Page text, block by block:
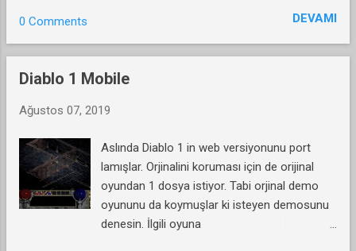
0 Comments DEVAMI
Diablo 1 Mobile
Ağustos 07, 2019
Aslında Diablo 1 in web versiyonunu port
lamışlar. Orjinalini koruması için de orijinal
oyundan 1 dosya istiyor. Tabi orjinal demo
oyununu da koymuşlar ki isteyen demosunu
denesin. İlgili oyuna